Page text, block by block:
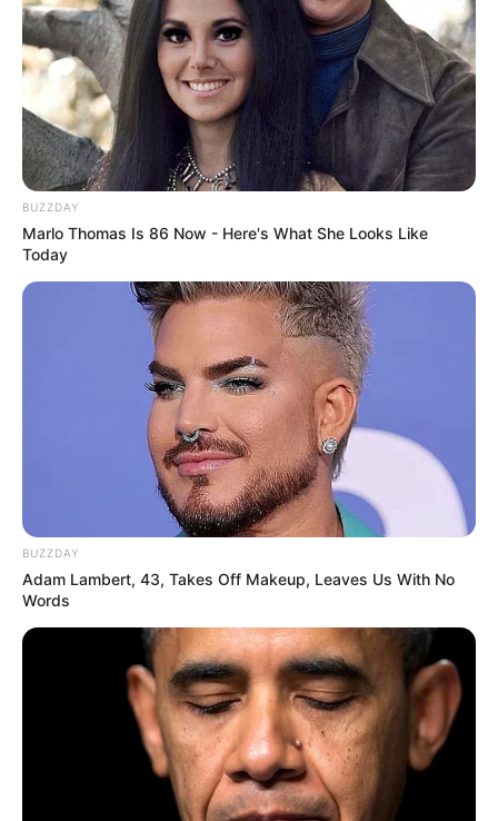
BUZZDAY
Marlo Thomas Is 86 Now - Here's What She Looks Like
Today
BUZZDAY
Adam Lambert, 43, Takes Off Makeup, Leaves Us With No
Words